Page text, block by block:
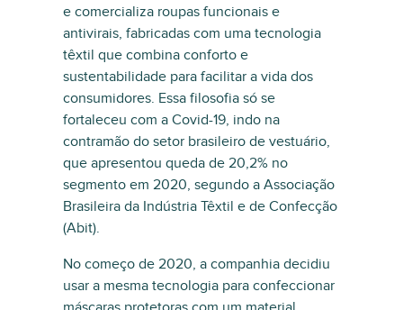
e comercializa roupas funcionais e
antivirais, fabricadas com uma tecnologia
têxtil que combina conforto e
sustentabilidade para facilitar a vida dos
consumidores. Essa filosofia só se
fortaleceu com a Covid-19, indo na
contramão do setor brasileiro de vestuário,
que apresentou queda de 20,2% no
segmento em 2020, segundo a Associação
Brasileira da Indústria Têxtil e de Confecção
(Abit).
No começo de 2020, a companhia decidiu
usar a mesma tecnologia para confeccionar